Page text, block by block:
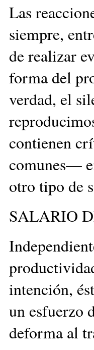
Las
siempre,
de realizar
forma del
verdad, el
contienen
comunes—
otro tipo de
SALARIO
intención,
un esfuerzo
deforma al